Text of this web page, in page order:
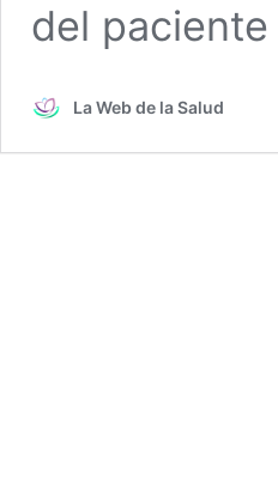
del paciente
La Web de la Salud